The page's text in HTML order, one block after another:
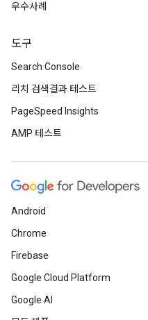
우수사례
도구
Search Console
리치 검색결과 테스트
PageSpeed Insights
AMP 테스트
Android
Chrome
Firebase
Google Cloud Platform
Google AI